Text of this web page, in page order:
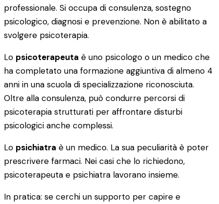
professionale. Si occupa di consulenza, sostegno
psicologico, diagnosi e prevenzione. Non è abilitato a
svolgere psicoterapia.
Lo psicoterapeuta è uno psicologo o un medico che
ha completato una formazione aggiuntiva di almeno 4
anni in una scuola di specializzazione riconosciuta.
Oltre alla consulenza, può condurre percorsi di
psicoterapia strutturati per affrontare disturbi
psicologici anche complessi.
Lo psichiatra è un medico. La sua peculiarità è poter
prescrivere farmaci. Nei casi che lo richiedono,
psicoterapeuta e psichiatra lavorano insieme.
In pratica: se cerchi un supporto per capire e